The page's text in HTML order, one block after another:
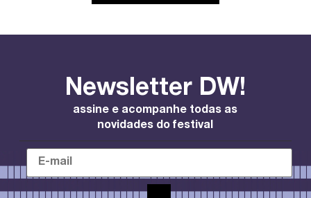
Newsletter DW!
assine e acompanhe todas as
novidades do festival